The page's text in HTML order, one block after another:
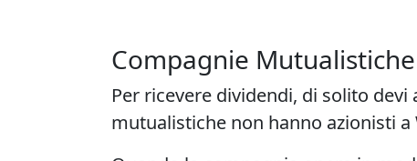
Compagnie
Per ricevere dividendi, di solito
mutualistiche non hanno azionisti